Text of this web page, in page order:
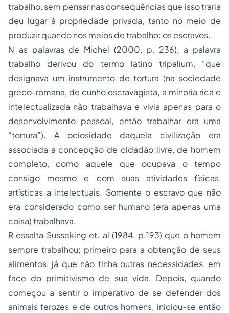
trabalho, sem pensar nas consequências que isso traria
deu lugar à propriedade privada, tanto no meio de
produzir quando nos meios de trabalho: os escravos.
N as palavras de Michel (2000, p. 236), a palavra
trabalho derivou do termo latino tripalium, “que
designava um instrumento de tortura (na sociedade
greco-romana, de cunho escravagista, a minoria rica e
intelectualizada não trabalhava e vivia apenas para o
desenvolvimento pessoal, então trabalhar era uma
“tortura”). A ociosidade daquela civilização era
associada a concepção de cidadão livre, de homem
completo, como aquele que ocupava o tempo
consigo mesmo e com suas atividades físicas,
artísticas a intelectuais. Somente o escravo que não
era considerado como ser humano (era apenas uma
coisa) trabalhava.
R essalta Susseking et. al (1984, p.193) que o homem
sempre trabalhou; primeiro para a obtenção de seus
alimentos, já que não tinha outras necessidades, em
face do primitivismo de sua vida. Depois, quando
começou a sentir o imperativo de se defender dos
animais ferozes e de outros homens, iniciou-se então